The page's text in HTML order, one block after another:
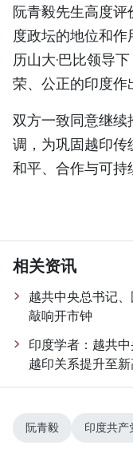
阮青毅先生高度
度政坛的地位和作
历山大·巴比领导
荣、公正的印度作
双方一致同意继
调，为巩固越印
和平、合作与可持
相关资讯
越共中央总书记
敲响开市钟
印度学者：越共
越印关系提升至
阮青毅 印度共产